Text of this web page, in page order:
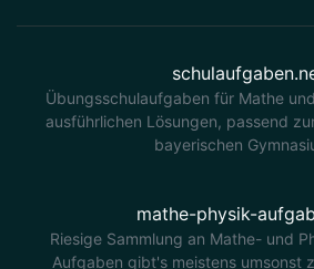
Übungsschulaufgaben für Mathe
ausführlichen Lösungen, passend
bayerischen
mathe-physik-
Riesige Sammlung an Mathe- und
Aufgaben gibt's meistens umsonst